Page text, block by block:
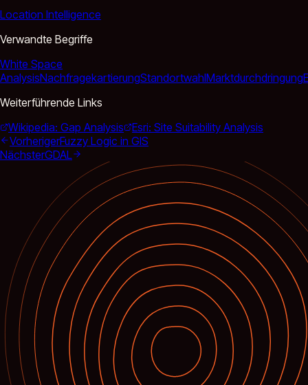
Location Intelligence
Verwandte Begriffe
White Space
AnalysisNachfragekartierungStandortwahlMarktdurchdringung
Weiterführende Links
Wikipedia: Gap Analysis
Esri: Site Suitability Analysis
VorherigerFuzzy Logic in GIS
NächsterGDAL